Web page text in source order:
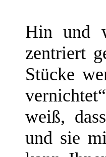
Hin und
zentriert
Stücke
weiß,
und sie